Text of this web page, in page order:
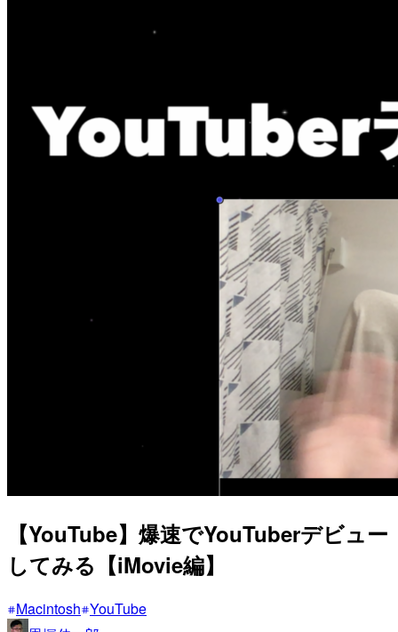
【YouTube】爆速でYouTuberデビュー
してみる【iMovie編】
Macintosh YouTube